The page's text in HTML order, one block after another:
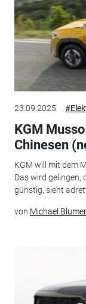
23.09.2025
KGM
Chinesen
KGM will mit dem
Das wird gelingen,
günstig, sieht
von Michael